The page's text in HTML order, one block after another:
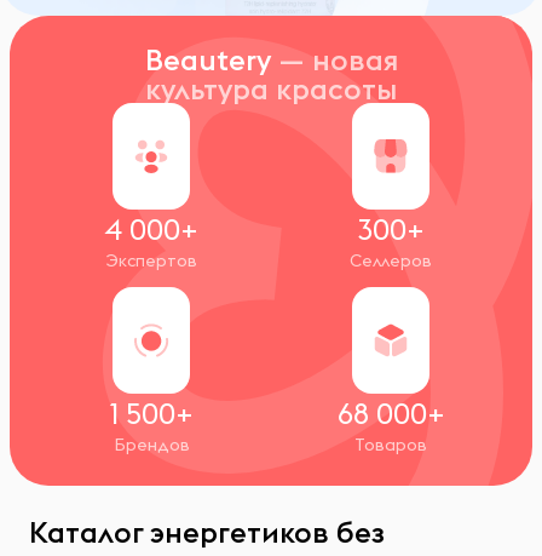
Beautery — новая
культура красоты
4 000+
Экспертов
300+
Селлеров
1 500+
Брендов
68 000+
Товаров
Каталог энергетиков без